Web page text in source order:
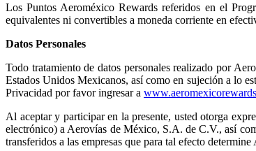
Los Puntos Aeroméxico Rewards referidos en el
equivalentes ni convertibles a moneda corriente en
Datos Personales
Todo tratamiento de datos personales realizado por
Estados Unidos Mexicanos, así como en sujeción a lo
Privacidad por favor ingresar a
Al aceptar y participar en la presente, usted otorga
electrónico) a Aerovías de México, S.A. de C.V., así
transferidos a las empresas que para tal efecto